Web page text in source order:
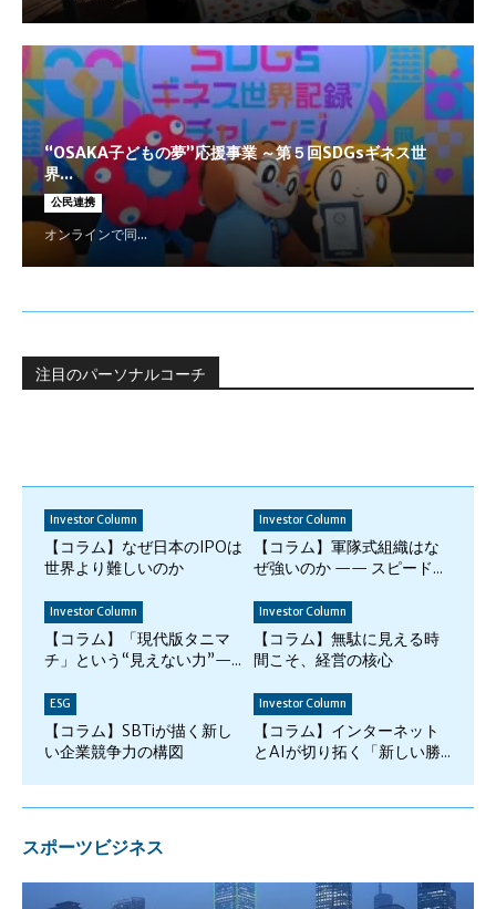
“OSAKA子どもの夢”応援事業 ～第５回SDGsギネス世
界...
公民連携
オンラインで同...
注目のパーソナルコーチ
Investor Column
【コラム】なぜ日本のIPOは
世界より難しいのか
Investor Column
【コラム】軍隊式組織はな
ぜ強いのか —— スピード...
Investor Column
【コラム】「現代版タニマ
チ」という“見えない力”—...
Investor Column
【コラム】無駄に見える時
間こそ、経営の核心
ESG
【コラム】SBTiが描く新し
い企業競争力の構図
Investor Column
【コラム】インターネット
とAIが切り拓く「新しい勝...
スポーツビジネス